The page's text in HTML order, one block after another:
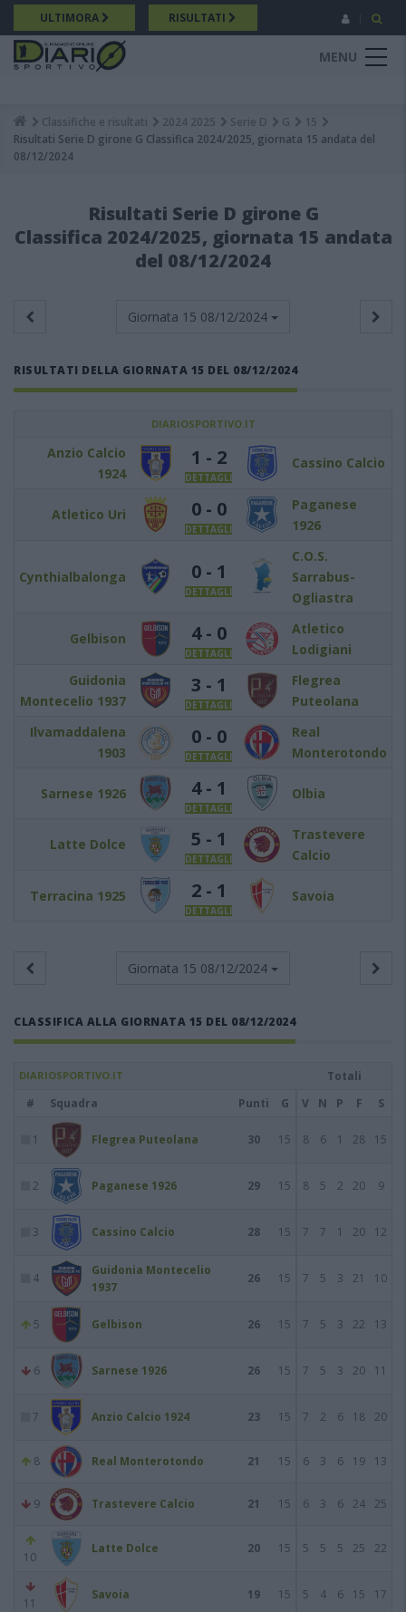
Salta
al
contenuto
principale
ULTIMORA RISULTATI
MENU
Breadcrumb
Classifiche e risultati 2024 2025 Serie D G
15
Risultati Serie D girone G Classifica 2024/2025, giornata 15 andata del
08/12/2024
Risultati Serie D girone G
Classifica 2024/2025, giornata 15 andata
del 08/12/2024
Giornata 15 08/12/2024
RISULTATI DELLA GIORNATA 15 DEL 08/12/2024
DIARIOSPORTIVO.IT
Anzio Calcio
1924
1 - 2
DETTAGLI
Cassino Calcio
Atletico Uri 0 - 0
DETTAGLI
Paganese
1926
Cynthialbalonga 0 - 1
DETTAGLI
C.O.S.
Sarrabus-
Ogliastra
Gelbison 4 - 0
DETTAGLI
Atletico
Lodigiani
Guidonia
Montecelio 1937
3 - 1
DETTAGLI
Flegrea
Puteolana
Ilvamaddalena
1903
0 - 0
DETTAGLI
Real
Monterotondo
Sarnese 1926 4 - 1
DETTAGLI
Olbia
Latte Dolce 5 - 1
DETTAGLI
Trastevere
Calcio
Terracina 1925 2 - 1
DETTAGLI
Savoia
Giornata 15 08/12/2024
CLASSIFICA ALLA GIORNATA 15 DEL 08/12/2024
DIARIOSPORTIVO.IT
Totali
#
Squadra Punti G V N P F S
1 Flegrea Puteolana 30 15 8 6 1 28 15
2 Paganese 1926 29 15 8 5 2 20 9
3 Cassino Calcio 28 15 7 7 1 20 12
4
Guidonia Montecelio
1937
26 15 7 5 3 21 10
5 Gelbison 26 15 7 5 3 22 13
6 Sarnese 1926 26 15 7 5 3 20 11
7 Anzio Calcio 1924 23 15 7 2 6 18 20
8 Real Monterotondo 21 15 6 3 6 19 13
9 Trastevere Calcio 21 15 6 3 6 24 25
10
Latte Dolce 20 15 5 5 5 25 22
11
Savoia 19 15 5 4 6 15 17